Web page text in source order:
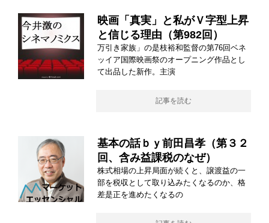
映画「真実」と私がＶ字型上昇
と信じる理由（第982回）
万引き家族」の是枝裕和監督の第76回ベネ
ッイア国際映画祭のオープニング作品とし
て出品した新作。主演
記事を読む
基本の話ｂｙ前田昌孝（第３２
回、含み益課税のなぜ）
株式相場の上昇局面が続くと、譲渡益の一
部を税収として取り込みたくなるのか、格
差是正を進めたくなるの